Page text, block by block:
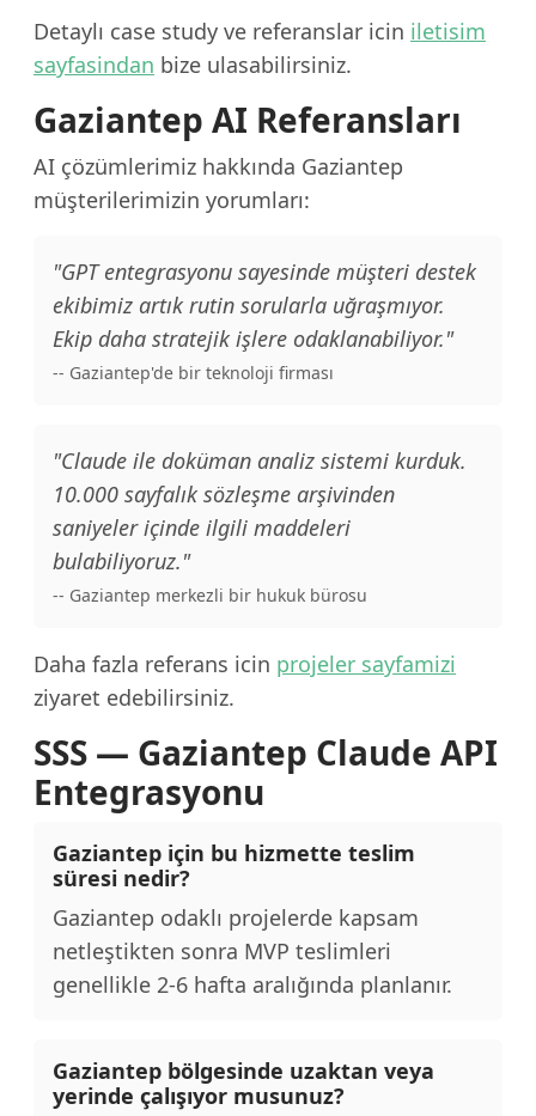
Detaylı case study ve referanslar icin iletisim
sayfasindan bize ulasabilirsiniz.
Gaziantep AI Referansları
AI çözümlerimiz hakkında Gaziantep
müşterilerimizin yorumları:
"GPT entegrasyonu sayesinde müşteri destek
ekibimiz artık rutin sorularla uğraşmıyor.
Ekip daha stratejik işlere odaklanabiliyor."
-- Gaziantep'de bir teknoloji firması
"Claude ile doküman analiz sistemi kurduk.
10.000 sayfalık sözleşme arşivinden
saniyeler içinde ilgili maddeleri
bulabiliyoruz."
-- Gaziantep merkezli bir hukuk bürosu
Daha fazla referans icin projeler sayfamizi
ziyaret edebilirsiniz.
SSS — Gaziantep Claude API
Entegrasyonu
Gaziantep için bu hizmette teslim
süresi nedir?
Gaziantep odaklı projelerde kapsam
netleştikten sonra MVP teslimleri
genellikle 2-6 hafta aralığında planlanır.
Gaziantep bölgesinde uzaktan veya
yerinde çalışıyor musunuz?